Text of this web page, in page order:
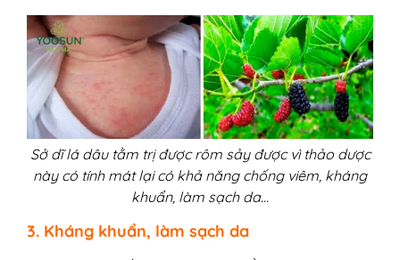
Sở dĩ lá dâu tằm trị được rôm sảy được vì thảo dược
này có tính mát lại có khả năng chống viêm, kháng
khuẩn, làm sạch da…
3. Kháng khuẩn, làm sạch da